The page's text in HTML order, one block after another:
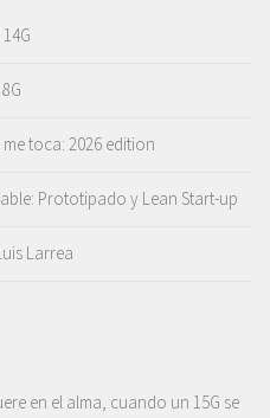
toca: 2026 edition
Prototipado y Lean Start-up
Larrea
en el alma, cuando un 15G se